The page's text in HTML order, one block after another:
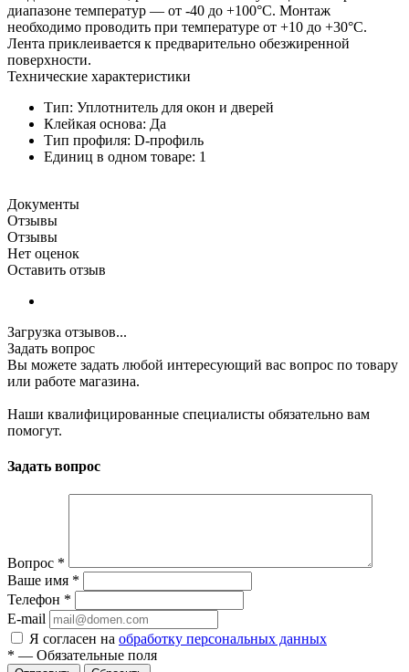
диапазоне температур — от -40 до +100°С. Монтаж
необходимо проводить при температуре от +10 до +30°С.
Лента приклеивается к предварительно обезжиренной
поверхности.
Технические характеристики
Тип: Уплотнитель для окон и дверей
Клейкая основа: Да
Тип профиля: D-профиль
Единиц в одном товаре: 1
Документы
Отзывы
Отзывы
Нет оценок
Оставить отзыв
Загрузка отзывов...
Задать вопрос
Вы можете задать любой интересующий вас вопрос по товару
или работе магазина.
Наши квалифицированные специалисты обязательно вам
помогут.
Задать вопрос
Вопрос *
Ваше имя *
Телефон *
E-mail
Я согласен на обработку персональных данных
* — Обязательные поля